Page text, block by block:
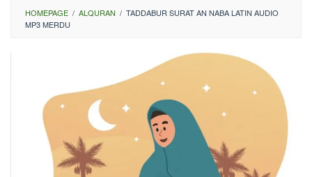
HOMEPAGE / ALQURAN / TADDABUR SURAT AN NABA LATIN AUDIO
MP3 MERDU